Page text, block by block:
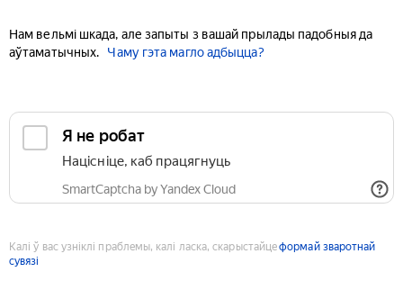
Нам вельмі шкада, але запыты з вашай прылады падобныя да
аўтаматычных.
Чаму гэта магло адбыцца?
Я не робат
Націсніце, каб працягнуць
SmartCaptcha by Yandex Cloud
Калі ў вас узніклі праблемы, калі ласка, скарыстайцеформай зваротнай
сувязі